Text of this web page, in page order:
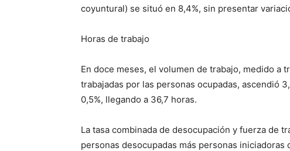
coyuntural) se situó en 8,4%, sin presentar
Horas de trabajo
En doce meses, el volumen de trabajo, medido a
trabajadas por las personas ocupadas, ascendió
0,5%, llegando a 36,7 horas.
La tasa combinada de desocupación y fuerza de
personas desocupadas más personas